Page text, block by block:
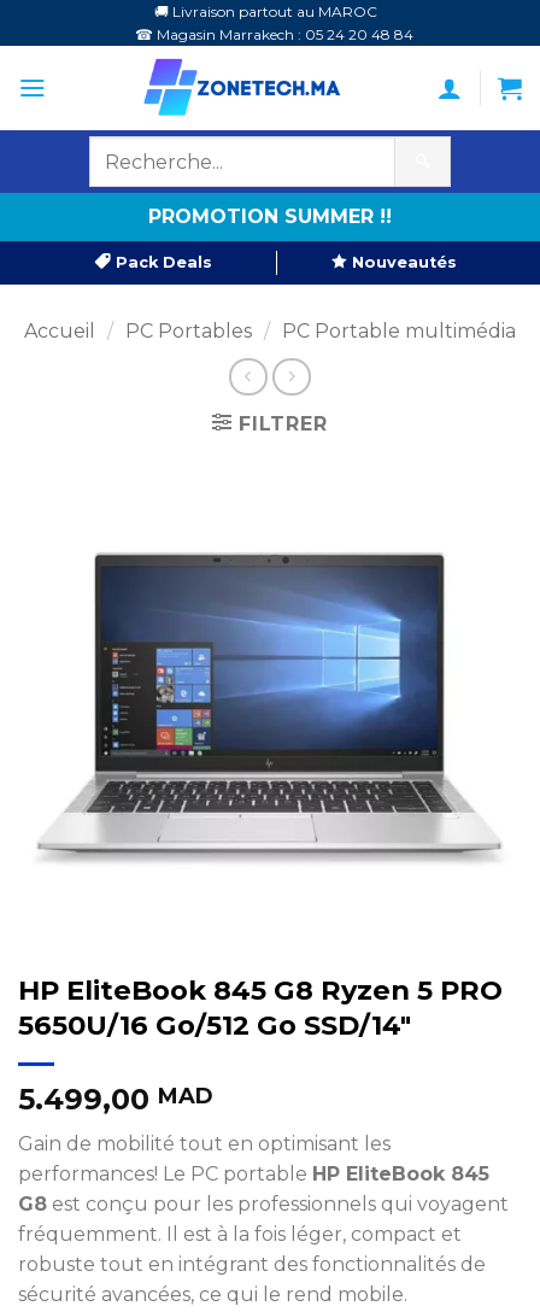
au
contenu
🚚 Livraison partout au MAROC
☎ Magasin Marrakech : 05 24 20 48 84
PROMOTION SUMMER !!
Pack Deals Nouveautés
Accueil / PC Portables / PC Portable multimédia
FILTRER
HP EliteBook 845 G8 Ryzen 5 PRO
5650U/16 Go/512 Go SSD/14″
5.499,00 MAD
Gain de mobilité tout en optimisant les
performances! Le PC portable HP EliteBook 845
G8 est conçu pour les professionnels qui voyagent
fréquemment. Il est à la fois léger, compact et
robuste tout en intégrant des fonctionnalités de
sécurité avancées, ce qui le rend mobile.